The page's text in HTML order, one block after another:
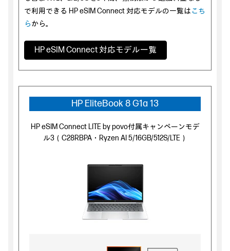
で利用できる HP eSIM Connect 対応モデルの一覧はこち
らから。
HP eSIM Connect 対応モデル一覧
HP EliteBook 8 G1a 13
HP eSIM Connect LITE by povo付属キャンペーンモデ
ル3（C28RBPA・Ryzen AI 5/16GB/512S/LTE）